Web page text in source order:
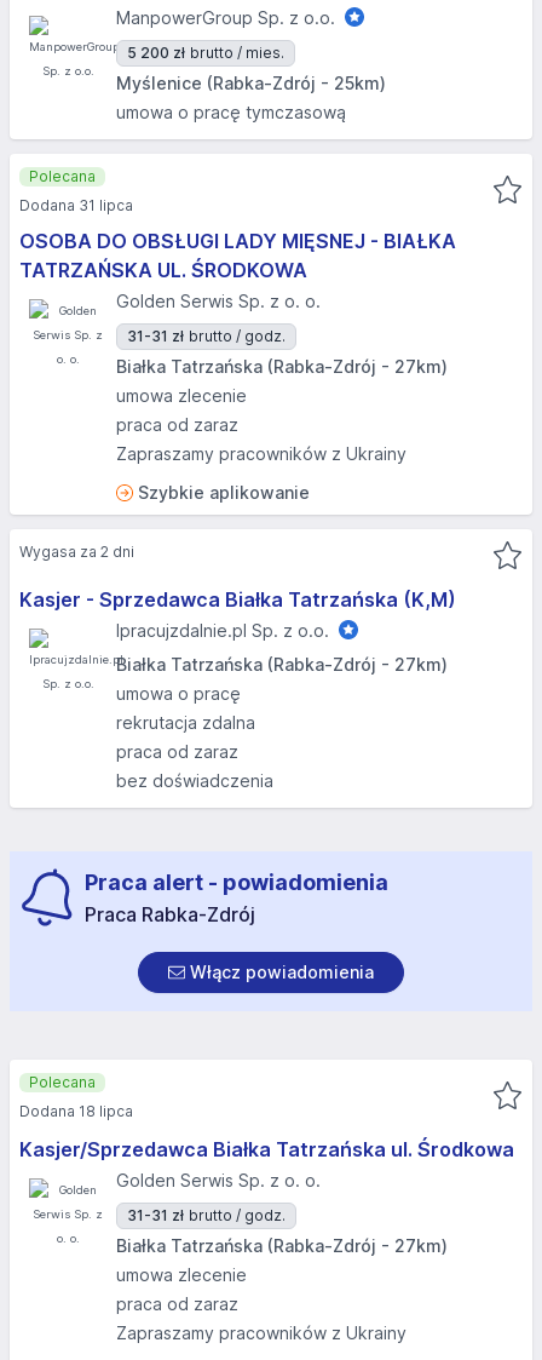
ManpowerGroup Sp. z o.o.
5 200 zł brutto / mies.
Myślenice (Rabka-Zdrój - 25km)
umowa o pracę tymczasową
OSOBA DO OBSŁUGI LADY MIĘSNEJ - BIAŁKA
TATRZAŃSKA UL. ŚRODKOWA
Golden Serwis Sp. z o. o.
31-31 zł brutto / godz.
Białka Tatrzańska (Rabka-Zdrój - 27km)
umowa zlecenie
praca od zaraz
Zapraszamy pracowników z Ukrainy
Szybkie aplikowanie
Polecana
Dodana 31 lipca
Kasjer - Sprzedawca Białka Tatrzańska (K,M)
Ipracujzdalnie.pl Sp. z o.o.
Białka Tatrzańska (Rabka-Zdrój - 27km)
umowa o pracę
rekrutacja zdalna
praca od zaraz
bez doświadczenia
Wygasa za 2 dni
Praca alert - powiadomienia
Praca Rabka-Zdrój
Włącz powiadomienia
Kasjer/Sprzedawca Białka Tatrzańska ul. Środkowa
Golden Serwis Sp. z o. o.
31-31 zł brutto / godz.
Białka Tatrzańska (Rabka-Zdrój - 27km)
umowa zlecenie
praca od zaraz
Zapraszamy pracowników z Ukrainy
Polecana
Dodana 18 lipca